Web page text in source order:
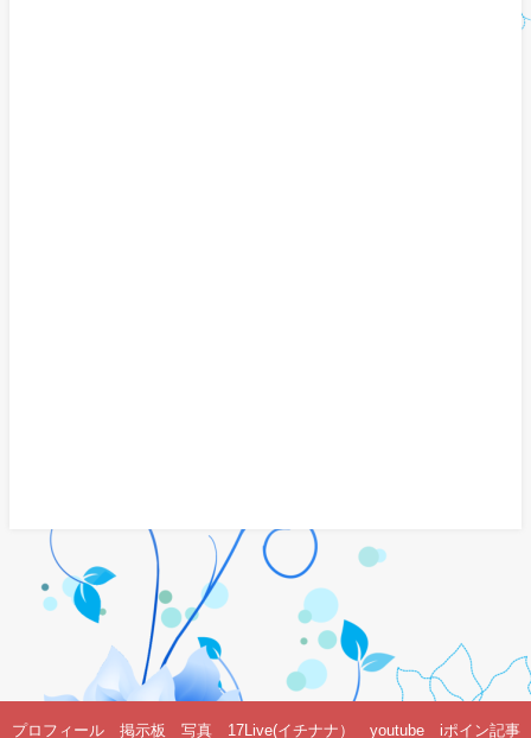
プロフィール 掲示板 写真 17Live(イチナナ） youtube iポイン記事